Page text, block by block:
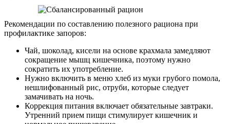
Рекомендации по составлению полезного рациона при
профилактике запоров:
Чай, шоколад, кисели на основе крахмала замедляют
сокращение мышц кишечника, поэтому нужно
сократить их употребление.
Нужно включить в меню хлеб из муки грубого помола,
нешлифованный рис, отруби, которые следует
замачивать на ночь.
Коррекция питания включает обязательные завтраки.
Утренний прием пищи стимулирует кишечник и